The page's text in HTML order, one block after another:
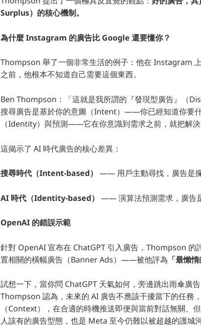
Surplus）的核心機制。
為什麼 Instagram 的廣告比 Google 還要懂你？
Thompson 舉了一個非常生活的例子：他在 Instagram
之前，他根本不知道自己需要這個東西。
Ben Thompson：「這就是我所謂的『發現型廣告』（
搜尋廣告是基於你的意圖（Intent）——你已經知道你要
（Identity）與預測——它在你意識到需求之前，就把解決
這揭示了 AI 時代廣告的核心差異：
搜尋時代（Intent-based） —— 用戶主動尋找，廣告是攔
AI 時代（Identity-based） —— 演算法預測需求，廣告
OpenAI 的錯誤示範
針對 OpenAI 宣布在 ChatGPT 引入廣告，Thompson
置相關的橫幅廣告（Banner Ads）——被他評為 「最懶
試想一下，當你問 ChatGPT 天氣如何，旁邊跳出雨傘廣
Thompson 認為，未來的 AI 廣告不應該干擾當下的任務
（Context），在合適的時機推送即便與當前對話無關、
人該有的廣告型態，也是 Meta 至今仍難以被超越的護城河